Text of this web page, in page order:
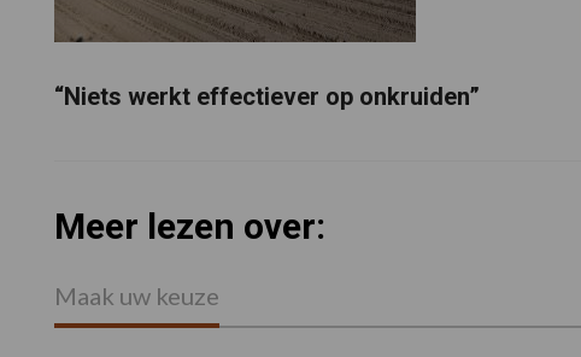
“Niets werkt effectiever op onkruiden”
Meer lezen over:
Maak uw keuze